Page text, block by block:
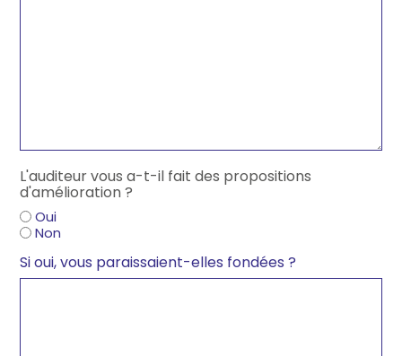
L'auditeur vous a-t-il fait des propositions
d'amélioration ?
Oui
Non
Si oui, vous paraissaient-elles fondées ?